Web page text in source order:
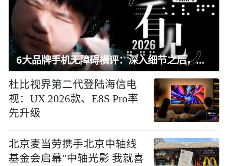
6大品牌手机无障碍横评：深入细节之后，似乎只有苹果能挺住？｜ 看见2026
杜比视界第二代登陆海信电
视：UX 2026款、E8S Pro率
先升级
北京麦当劳携手北京中轴线
基金会启幕"中轴光影 我就喜